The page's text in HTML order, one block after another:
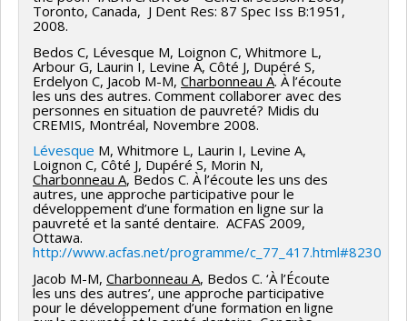
Toronto, Canada, J Dent Res: 87 Spec Iss B:1951,
2008.
Bedos C, Lévesque M, Loignon C, Whitmore L,
Arbour G, Laurin I, Levine A, Côté J, Dupéré S,
Erdelyon C, Jacob M-M, Charbonneau A. À l’écoute
les uns des autres. Comment collaborer avec des
personnes en situation de pauvreté? Midis du
CREMIS, Montréal, Novembre 2008.
Lévesque M, Whitmore L, Laurin I, Levine A,
Loignon C, Côté J, Dupéré S, Morin N,
Charbonneau A, Bedos C. À l’écoute les uns des
autres, une approche participative pour le
développement d’une formation en ligne sur la
pauvreté et la santé dentaire. ACFAS 2009,
Ottawa.
http://www.acfas.net/programme/c_77_417.html#8230
Jacob M-M, Charbonneau A, Bedos C. ‘À l’Écoute
les uns des autres’, une approche participative
pour le développement d’une formation en ligne